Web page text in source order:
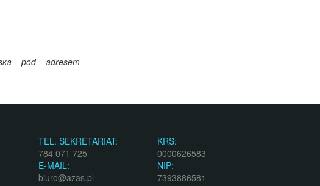
pod adresem
TEL. SEKRETARIAT:
784 071 725
E-MAIL:
biuro@azas.pl
KRS:
0000626583
NIP:
7393886581